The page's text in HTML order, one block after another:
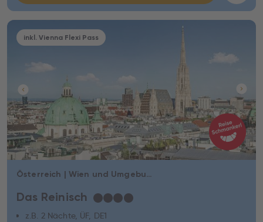
inkl. Vienna Flexi Pass
Österreich | Wien und Umgebung | Schwechat
Das Reinisch ★★★★
z.B. 2 Nächte, ÜF, DE1